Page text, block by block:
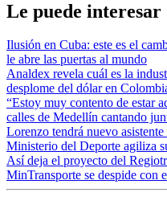
Le puede interesar
Ilusión en Cuba: este es el
le abre las puertas al mundo
Analdex revela cuál es la
desplome del dólar en
“Estoy muy contento de estar
calles de Medellín cantando
Lorenzo tendrá nuevo
Ministerio del Deporte agiliza
Así deja el proyecto del
MinTransporte se despide con